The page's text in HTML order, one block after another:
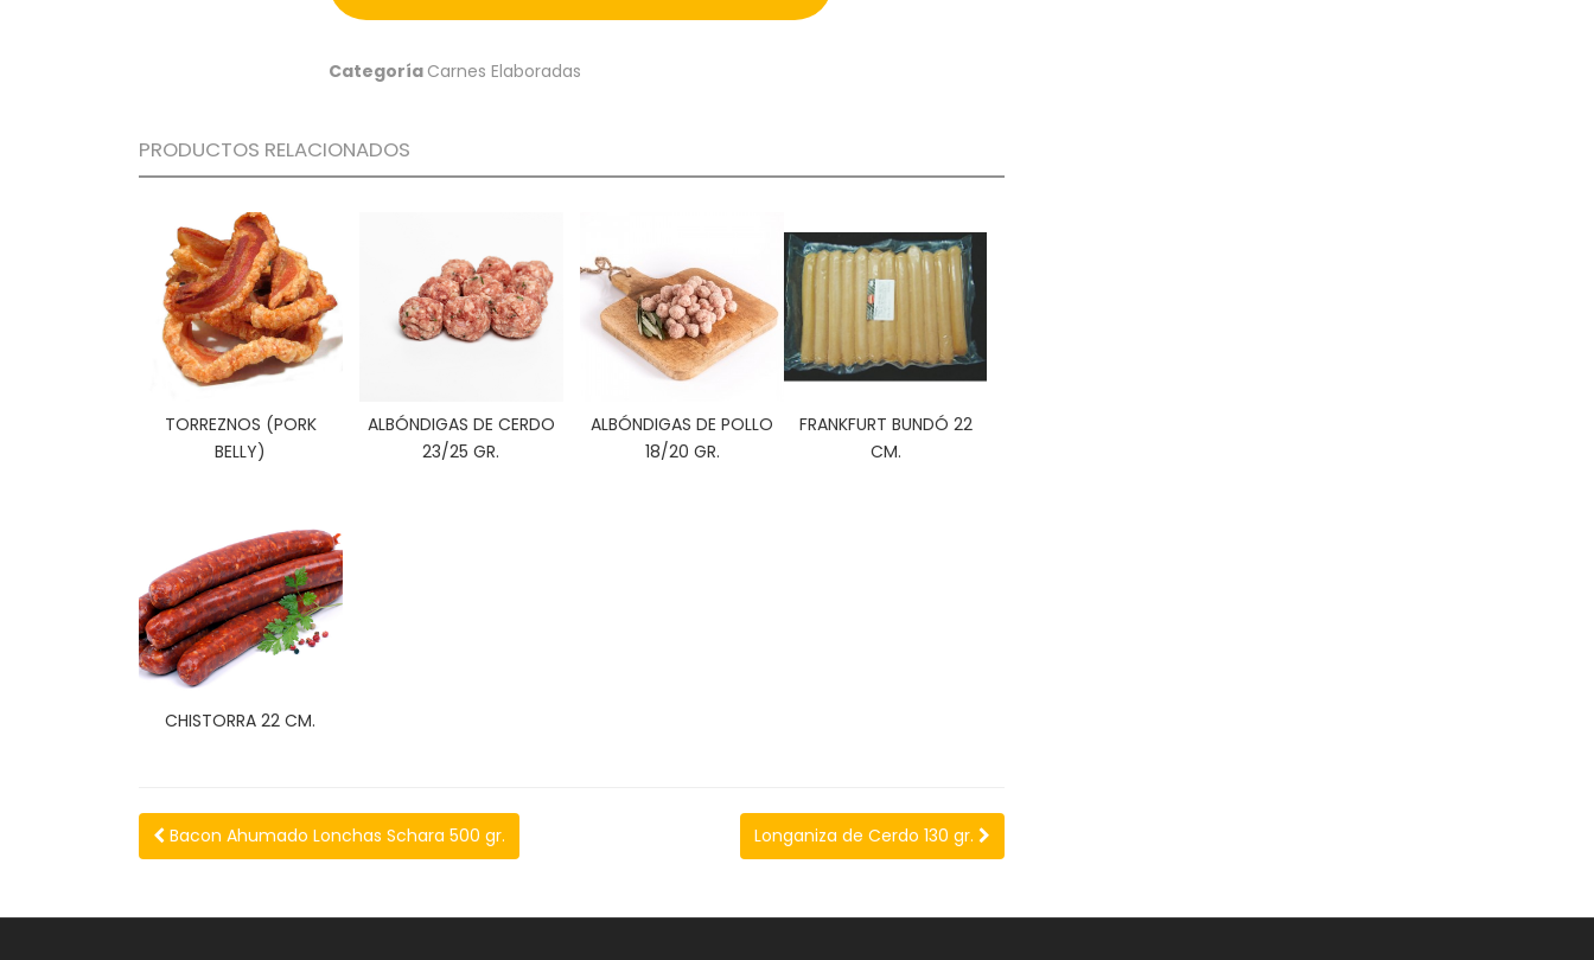
Categoría Carnes Elaboradas
PRODUCTOS RELACIONADOS
TORREZNOS (PORK
BELLY)
ALBÓNDIGAS DE CERDO
23/25 GR.
ALBÓNDIGAS DE POLLO
18/20 GR.
FRANKFURT BUNDÓ 22
CM.
CHISTORRA 22 CM.
Bacon Ahumado Lonchas Schara 500 gr. Longaniza de Cerdo 130 gr.